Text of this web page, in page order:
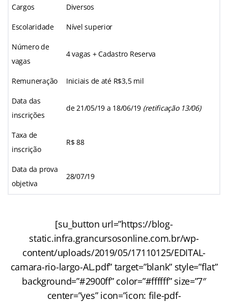
Cargos Diversos
Escolaridade Nível superior
Número de
vagas
4 vagas + Cadastro Reserva
Remuneração Iniciais de até R$3,5 mil
Data das
inscrições
de 21/05/19 a 18/06/19 (retificação 13/06)
Taxa de
inscrição
R$ 88
Data da prova
objetiva
28/07/19
[su_button url=”https://blog-
static.infra.grancursosonline.com.br/wp-
content/uploads/2019/05/17110125/EDITAL-
camara-rio-largo-AL.pdf” target=”blank” style=”flat”
background=”#2900ff” color=”#ffffff” size=”7″
center=”yes” icon=”icon: file-pdf-